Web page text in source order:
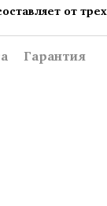
от
Гарантия